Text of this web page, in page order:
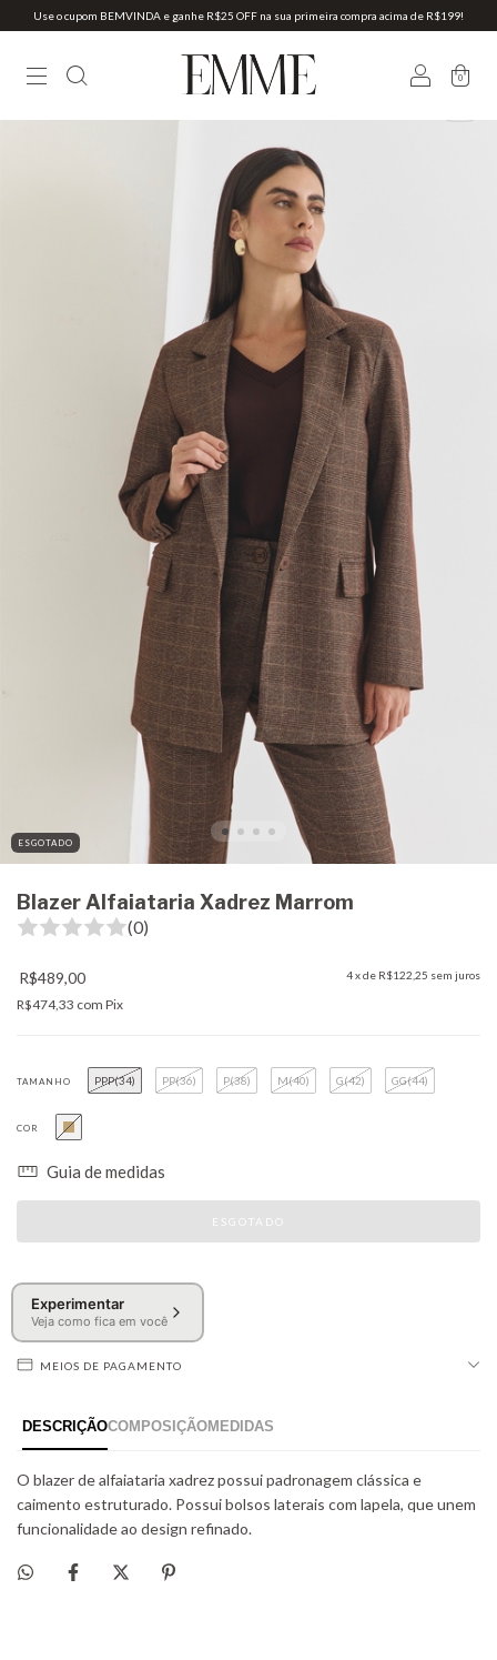
Use o cupom BEMVINDA e ganhe R$25 OFF na sua primeira compra acima de R$199!
0
ESGOTADO
Blazer Alfaiataria Xadrez Marrom
(0)
R$489,00 4x de R$122,25 sem juros
R$474,33 com Pix
TAMANHO PPP(34) PP(36) P(38) M(40) G(42) GG(44)
COR
Guia de medidas
Experimentar
Veja como fica em você
MEIOS DE PAGAMENTO